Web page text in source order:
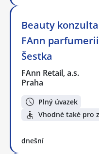
Beauty
FAnn parfumerii
Šestka
FAnn Retail, a.s.
Praha
Plný úvazek
Vhodné také pro
dnešní